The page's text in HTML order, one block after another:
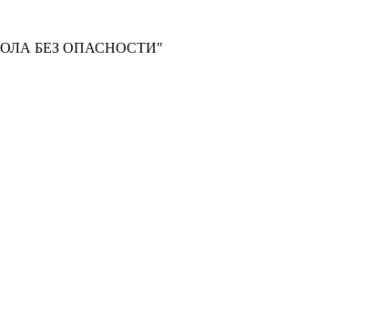
БЕЗ ОПАСНОСТИ"